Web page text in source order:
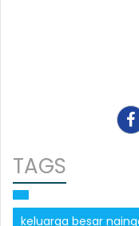
TAGS
keluarga besar